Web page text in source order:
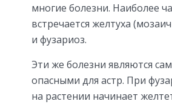
многие болезни. Наиболее
встречается желтуха
и фузариоз.
Эти же болезни являются
опасными для астр. При
на растении начинает